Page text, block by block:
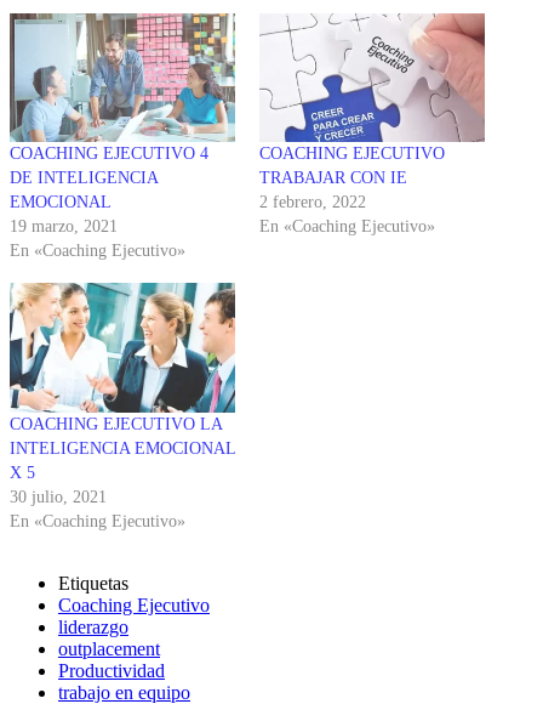
COACHING EJECUTIVO 4
DE INTELIGENCIA
EMOCIONAL
19 marzo, 2021
En «Coaching Ejecutivo»
COACHING EJECUTIVO
TRABAJAR CON IE
2 febrero, 2022
En «Coaching Ejecutivo»
COACHING EJECUTIVO LA
INTELIGENCIA EMOCIONAL
X 5
30 julio, 2021
En «Coaching Ejecutivo»
Etiquetas
Coaching Ejecutivo
liderazgo
outplacement
Productividad
trabajo en equipo